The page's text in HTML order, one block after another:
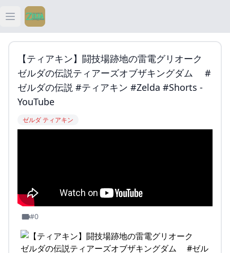
Open main menu
ティアキン
ティアキン 祠
ティアキン 武器
【ティアキン】闘技場跡地の雷電グリオーク
ゼルダの伝説ティアーズオブザキングダム #
ゼルダの伝説 #ティアキン #zelda #shorts -
YouTube
ゼルダ ティアキン
#0